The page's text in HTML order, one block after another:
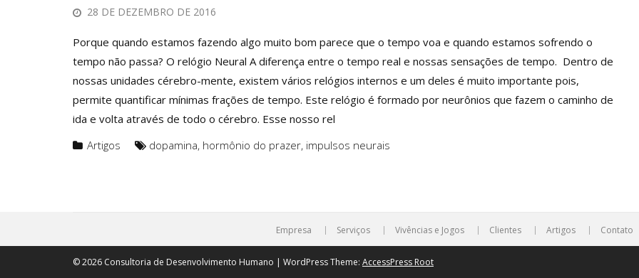
28 DE DEZEMBRO DE 2016
Porque quando estamos fazendo algo muito bom parece que o tempo voa e quando estamos sofrendo o
tempo não passa? O relógio Neural A diferença entre o tempo real e nossas sensações de tempo. Dentro de
nossas unidades cérebro-mente, existem vários relógios internos e um deles é muito importante pois,
permite quantificar mínimas frações de tempo. Este relógio é formado por neurônios que fazem o caminho de
ida e volta através de todo o cérebro. Esse nosso rel
Artigos
dopamina, hormônio do prazer, impulsos neurais
Empresa Serviços Vivências e Jogos Clientes Artigos Contato
© 2026 Consultoria de Desenvolvimento Humano | WordPress Theme: AccessPress Root